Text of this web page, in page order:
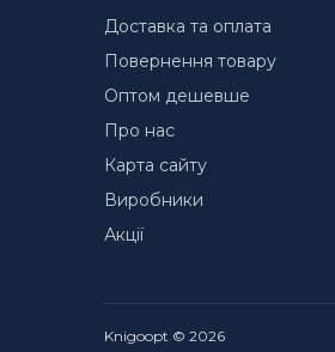
Доставка та оплата
Повернення товару
Оптом дешевше
Про нас
Карта сайту
Виробники
Акції
Knigoopt © 2026